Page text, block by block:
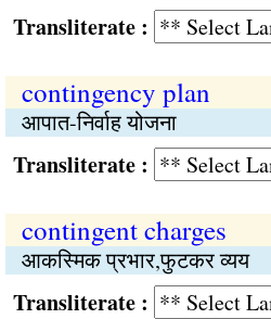
:
contingency plan
आपात-निर्वाह योजना
:
contingent charges
आकस्मिक प्रभार,फुटकर व्यय
: